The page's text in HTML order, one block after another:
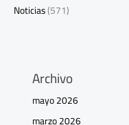
Noticias(571)
Archivo
mayo 2026
marzo 2026